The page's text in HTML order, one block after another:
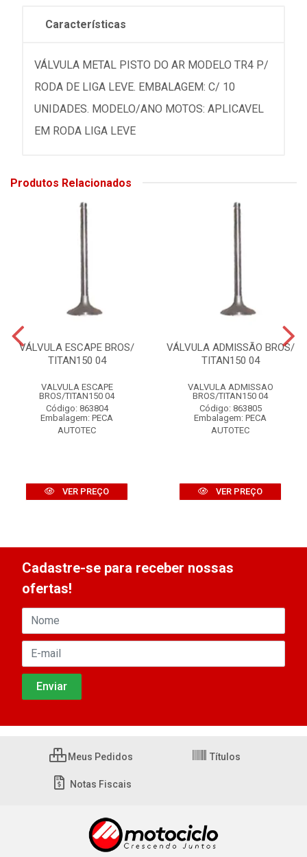
Características
VÁLVULA METAL PISTO DO AR MODELO TR4 P/
RODA DE LIGA LEVE. EMBALAGEM: C/ 10
UNIDADES. MODELO/ANO MOTOS: APLICAVEL
EM RODA LIGA LEVE
Produtos Relacionados
VÁLVULA ESCAPE BROS/
TITAN150 04
VALVULA ESCAPE
BROS/TITAN150 04
Código: 863804
Embalagem: PECA
AUTOTEC
VER PREÇO
VÁLVULA ADMISSÃO BROS/
TITAN150 04
VALVULA ADMISSAO
BROS/TITAN150 04
Código: 863805
Embalagem: PECA
AUTOTEC
VER PREÇO
Cadastre-se para receber nossas
ofertas!
Meus Pedidos Títulos
Notas Fiscais